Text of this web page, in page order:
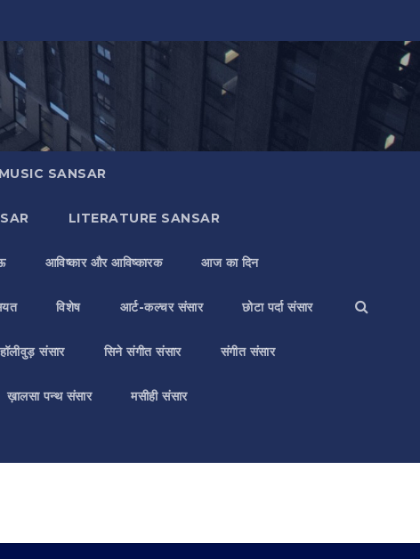
SANSAR
LITERATURE SANSAR
आविष्कार और आविष्कारक आज का दिन
विशेष आर्ट-कल्चर संसार छोटा पर्दा संसार
हॉलीवुड़ संसार सिने संगीत संसार संगीत संसार
ख़ालसा पन्थ संसार मसीही संसार